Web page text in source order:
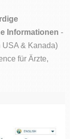
Informationen -
USA & Kanada)
für Ärzte,